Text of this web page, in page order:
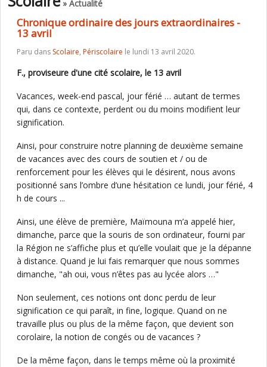
» Actualité
Chronique ordinaire des jours extraordinaires -
13 avril
Paru dans Scolaire, Périscolaire le lundi 13 avril 2020.
F., proviseure d'une cité scolaire, le 13 avril
Vacances, week-end pascal, jour férié … autant de termes
qui, dans ce contexte, perdent ou du moins modifient leur
signification.
Ainsi, pour construire notre planning de deuxième semaine
de vacances avec des cours de soutien et / ou de
renforcement pour les élèves qui le désirent, nous avons
positionné sans l’ombre d’une hésitation ce lundi, jour férié, 4
h de cours ...
Ainsi, une élève de première, Maïmouna m’a appelé hier,
dimanche, parce que la souris de son ordinateur, fourni par
la Région ne s’affiche plus et qu’elle voulait que je la dépanne
à distance. Quand je lui fais remarquer que nous sommes
dimanche, "ah oui, vous n’êtes pas au lycée alors …"
Non seulement, ces notions ont donc perdu de leur
signification ce qui paraît, in fine, logique. Quand on ne
travaille plus ou plus de la même façon, que devient son
corolaire, la notion de congés ou de vacances ?
De la même façon, dans le temps même où la proximité